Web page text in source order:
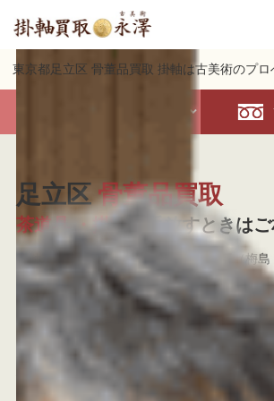
東京都足立区 骨董品買取 掛軸は古美術のプロ
足立区骨董品買取
茶道具 ・掛軸 を手放すときは
掛軸買取 古美術永澤では東京都足立区（梅
ど）への出張を意欲的に行なっております。
当社は25年以上の実績がある古美術商です。
お急ぎの場合は当日のご訪問も可能ですので
さい。
足立区にて長年に渡り、掛軸買取の実績がご
の事ならどの買取専門店よりも負けません。